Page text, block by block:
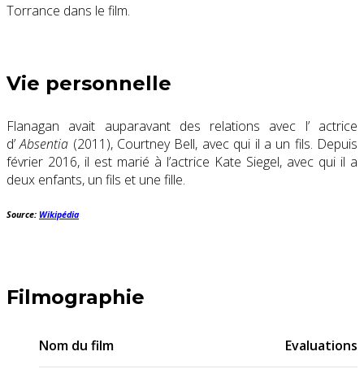
Torrance dans le film.
Vie personnelle
Flanagan avait auparavant des relations avec l’ actrice
d’Absentia (2011), Courtney Bell, avec qui il a un fils. Depuis
février 2016, il est marié à l’actrice Kate Siegel, avec qui il a
deux enfants, un fils et une fille.
Source: Wikipédia
Filmographie
Nom du film Evaluations